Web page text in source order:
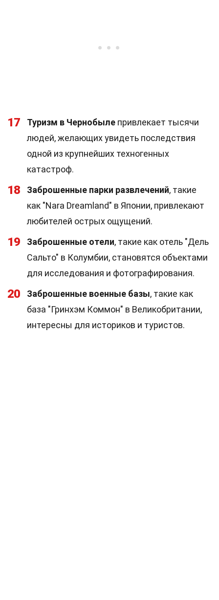
17 Туризм в Чернобыле привлекает тысячи
людей, желающих увидеть последствия
одной из крупнейших техногенных
катастроф.
18 Заброшенные парки развлечений, такие
как "Nara Dreamland" в Японии, привлекают
любителей острых ощущений.
19 Заброшенные отели, такие как отель "Дель
Сальто" в Колумбии, становятся объектами
для исследования и фотографирования.
20 Заброшенные военные базы, такие как
база "Гринхэм Коммон" в Великобритании,
интересны для историков и туристов.